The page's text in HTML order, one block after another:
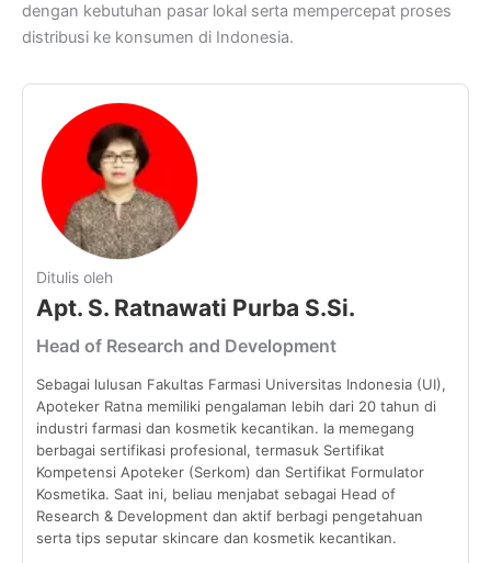
dengan kebutuhan pasar lokal serta mempercepat proses
distribusi ke konsumen di Indonesia.
Ditulis oleh
Apt. S. Ratnawati Purba S.Si.
Head of Research and Development
Sebagai lulusan Fakultas Farmasi Universitas Indonesia (UI),
Apoteker Ratna memiliki pengalaman lebih dari 20 tahun di
industri farmasi dan kosmetik kecantikan. Ia memegang
berbagai sertifikasi profesional, termasuk Sertifikat
Kompetensi Apoteker (Serkom) dan Sertifikat Formulator
Kosmetika. Saat ini, beliau menjabat sebagai Head of
Research & Development dan aktif berbagi pengetahuan
serta tips seputar skincare dan kosmetik kecantikan.